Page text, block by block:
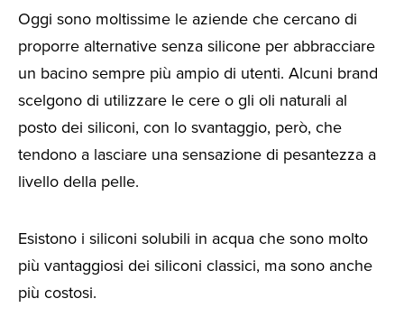
Oggi sono moltissime le aziende che cercano di
proporre alternative senza silicone per abbracciare
un bacino sempre più ampio di utenti. Alcuni brand
scelgono di utilizzare le cere o gli oli naturali al
posto dei siliconi, con lo svantaggio, però, che
tendono a lasciare una sensazione di pesantezza a
livello della pelle.
Esistono i siliconi solubili in acqua che sono molto
più vantaggiosi dei siliconi classici, ma sono anche
più costosi.